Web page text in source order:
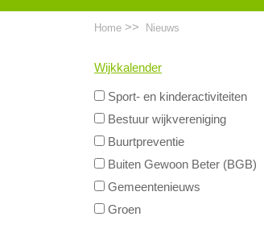
Home >> Nieuws
Wijkkalender
Sport- en kinderactiviteiten
Bestuur wijkvereniging
Buurtpreventie
Buiten Gewoon Beter (BGB)
Gemeentenieuws
Groen